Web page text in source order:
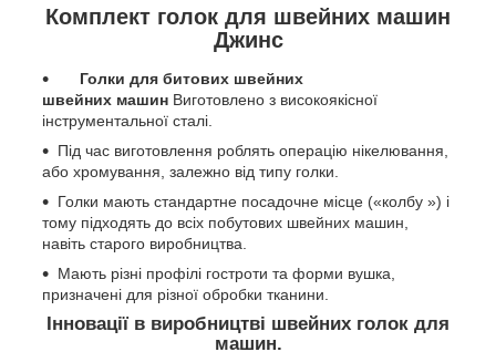
Комплект голок для швейних машин
Джинс
Голки для битових швейних
швейних машин Виготовлено з високоякісної
інструментальної сталі.
Під час виготовлення роблять операцію нікелювання,
або хромування, залежно від типу голки.
Голки мають стандартне посадочне місце («колбу ») і
тому підходять до всіх побутових швейних машин,
навіть старого виробництва.
Мають різні профілі гостроти та форми вушка,
призначені для різної обробки тканини.
Інновації в виробництві швейних голок для
машин.